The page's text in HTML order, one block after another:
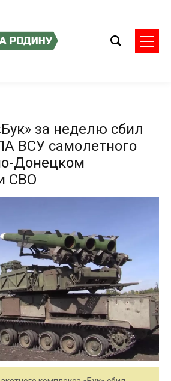
за неделю сбил
ВСУ самолетного
Донецком
СВО